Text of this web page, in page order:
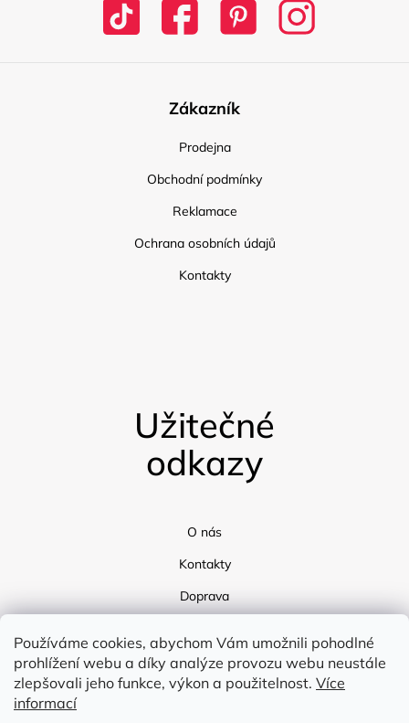
Používáme cookies, abychom Vám umožnili pohodlné
prohlížení webu a díky analýze provozu webu neustále
zlepšovali jeho funkce, výkon a použitelnost. Více
informací
Zákazník
Prodejna
Obchodní podmínky
Reklamace
Ochrana osobních údajů
Kontakty
Užitečné
odkazy
O nás
Kontakty
Doprava